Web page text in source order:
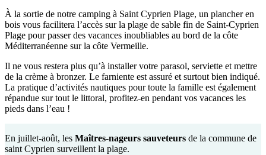
À la sortie de notre camping à Saint Cyprien Plage, un plancher en
bois vous facilitera l’accès sur la plage de sable fin de Saint-Cyprien
Plage pour passer des vacances inoubliables au bord de la côte
Méditerranéenne sur la côte Vermeille.
Il ne vous restera plus qu’à installer votre parasol, serviette et mettre
de la crème à bronzer. Le farniente est assuré et surtout bien indiqué.
La pratique d’activités nautiques pour toute la famille est également
répandue sur tout le littoral, profitez-en pendant vos vacances les
pieds dans l’eau !
En juillet-août, les Maîtres-nageurs sauveteurs de la commune de
saint Cyprien surveillent la plage.